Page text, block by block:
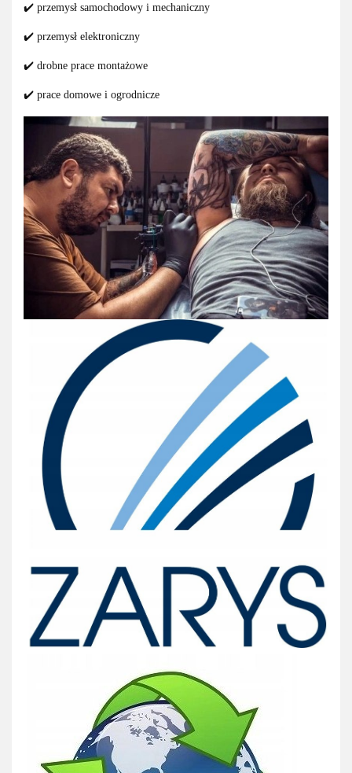
✔️ przemysł samochodowy i mechaniczny
✔️ przemysł elektroniczny
✔️ drobne prace montażowe
✔️ prace domowe i ogrodnicze